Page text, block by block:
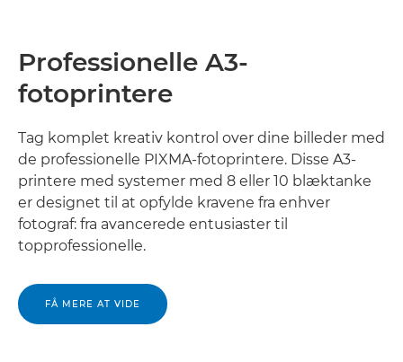
Professionelle A3-
fotoprintere
Tag komplet kreativ kontrol over dine billeder med
de professionelle PIXMA-fotoprintere. Disse A3-
printere med systemer med 8 eller 10 blæktanke
er designet til at opfylde kravene fra enhver
fotograf: fra avancerede entusiaster til
topprofessionelle.
FÅ MERE AT VIDE